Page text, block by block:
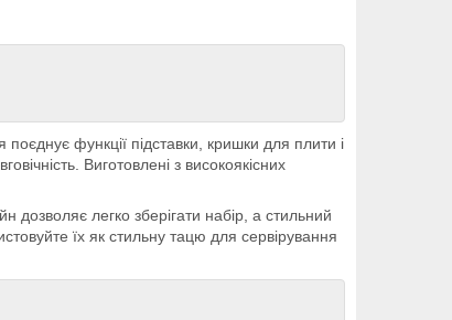
функції підставки, кришки для плити і
Виготовлені з високоякісних
легко зберігати набір, а стильний
їх як стильну тацю для сервірування